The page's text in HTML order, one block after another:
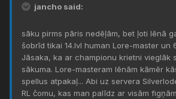
jancho said:
sāku pirms pāris nedēļām, bet ļoti lēnā
šobrīd tikai 14.lvl human Lore-master un
Jāsaka, ka ar championu krietni vieglāk
sākuma. Lore-masteram lēnām kāmēr
spellus atpakaļ... Abi uz servera
RL čomu, kas man palīdz ar visām